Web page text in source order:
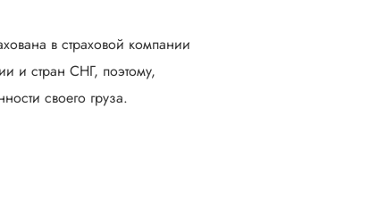
в страховой компании
и стран СНГ, поэтому,
своего груза.